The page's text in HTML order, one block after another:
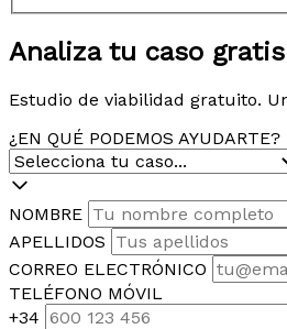
Analiza tu caso gratis
Estudio de viabilidad gratuito.
¿EN QUÉ PODEMOS AYUDARTE?
NOMBRE
APELLIDOS
CORREO ELECTRÓNICO
TELÉFONO MÓVIL
+34